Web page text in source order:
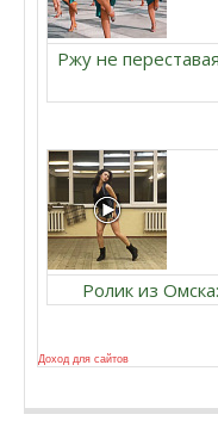
Ржу не
Ролик из
Доход для сайтов